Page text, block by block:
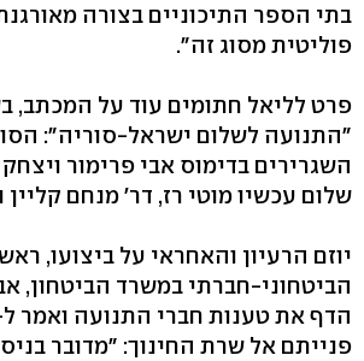
בתי הספר התיכוניים בצורה
פוליטית מסוג זה".
פרט לליאל חתומים עוד על המכתב,
"התנועה לשלום ישראל-סוריה":
השגרירים בדימוס אבי פרימור ויצחק
שלום עכשיו מוטי רז, דר' מנחם קליין
יוזם הרעיון והאחראי על ביצועו,
הביטחוני-חברתי במשרד הביטחון,
פנייתם אל שרת החינוך: "מדובר